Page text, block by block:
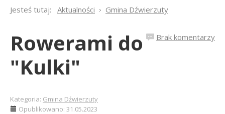
Jesteś tutaj: Aktualności Gmina Dźwierzuty
Brak komentarzy
Rowerami do
"Kulki"
Kategoria: Gmina Dźwierzuty
Opublikowano: 31.05.2023